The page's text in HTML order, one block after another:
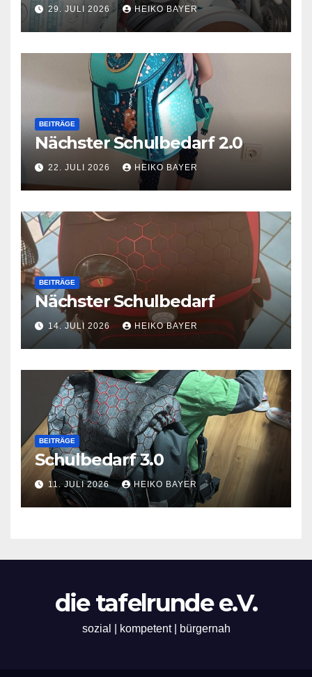
29. JULI 2026 HEIKO BAYER
BEITRÄGE
Nächster Schulbedarf 2.0
22. JULI 2026 HEIKO BAYER
BEITRÄGE
Nächster Schulbedarf
14. JULI 2026 HEIKO BAYER
BEITRÄGE
Schulbedarf 3.0
11. JULI 2026 HEIKO BAYER
die tafelrunde e.V.
sozial | kompetent | bürgernah